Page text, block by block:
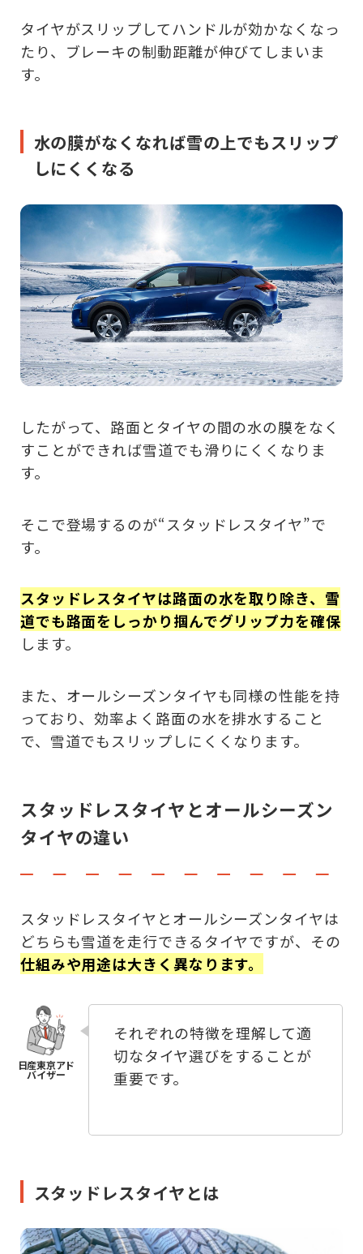
タイヤがスリップしてハンドルが効かなくなっ
たり、ブレーキの制動距離が伸びてしまいま
す。
水の膜がなくなれば雪の上でもスリップ
しにくくなる
したがって、路面とタイヤの間の水の膜をなく
すことができれば雪道でも滑りにくくなりま
す。
そこで登場するのが“スタッドレスタイヤ”で
す。
スタッドレスタイヤは路面の水を取り除き、雪
道でも路面をしっかり掴んでグリップ力を確保
します。
また、オールシーズンタイヤも同様の性能を持
っており、効率よく路面の水を排水すること
で、雪道でもスリップしにくくなります。
スタッドレスタイヤとオールシーズン
タイヤの違い
スタッドレスタイヤとオールシーズンタイヤは
どちらも雪道を走行できるタイヤですが、その
仕組みや用途は大きく異なります。
それぞれの特徴を理解して適
切なタイヤ選びをすることが
重要です。
スタッドレスタイヤとは